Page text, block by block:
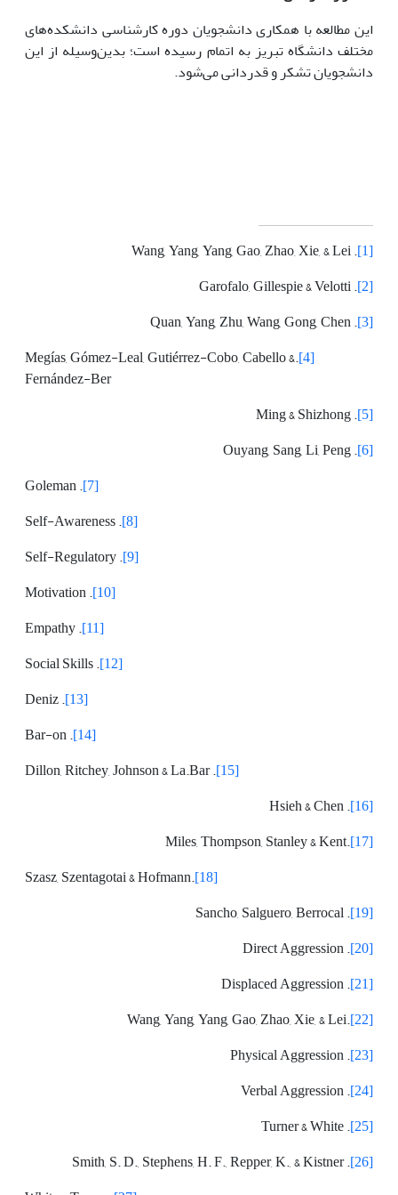
این مطالعه با همکاری دانشجویان دوره کارشناسی دانشکده‌های
مختلف دانشگاه تبریز به اتمام رسیده است؛ بدین‌وسیله از این
دانشجویان تشکر و قدردانی می‌شود.
[1]
. Wang, Yang, Yang, Gao, Zhao, Xie, & Lei
[2]
. Garofalo, Gillespie & Velotti
[3]
. Quan, Yang, Zhu, Wang, Gong, Chen
[4]
.Megías, Gómez-Leal, Gutiérrez-Cobo, Cabello &
Fernández-Ber
[5]
. Ming & Shizhong
[6]
. Ouyang, Sang, Li, Peng
[7]
. Goleman
[8]
. Self-Awareness
[9]
. Self-Regulatory
[10]
. Motivation
[11]
. Empathy
[12]
. Social Skills
[13]
. Deniz
[14]
. Bar-on
[15]
. Dillon, Ritchey, Johnson & La.Bar
[16]
. Hsieh & Chen
[17]
.Miles, Thompson, Stanley & Kent
[18]
.Szasz, Szentagotai & Hofmann
[19]
. Sancho, Salguero, Berrocal
[20]
. Direct Aggression
[21]
. Displaced Aggression
[22]
.Wang, Yang, Yang, Gao, Zhao, Xie, & Lei
[23]
. Physical Aggression
[24]
. Verbal Aggression
[25]
. Turner & White
[26]
. Smith, S. D., Stephens, H. F., Repper, K., & Kistner